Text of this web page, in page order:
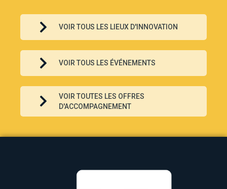
VOIR TOUS LES LIEUX D'INNOVATION
VOIR TOUS LES ÉVÉNEMENTS
VOIR TOUTES LES OFFRES
D'ACCOMPAGNEMENT